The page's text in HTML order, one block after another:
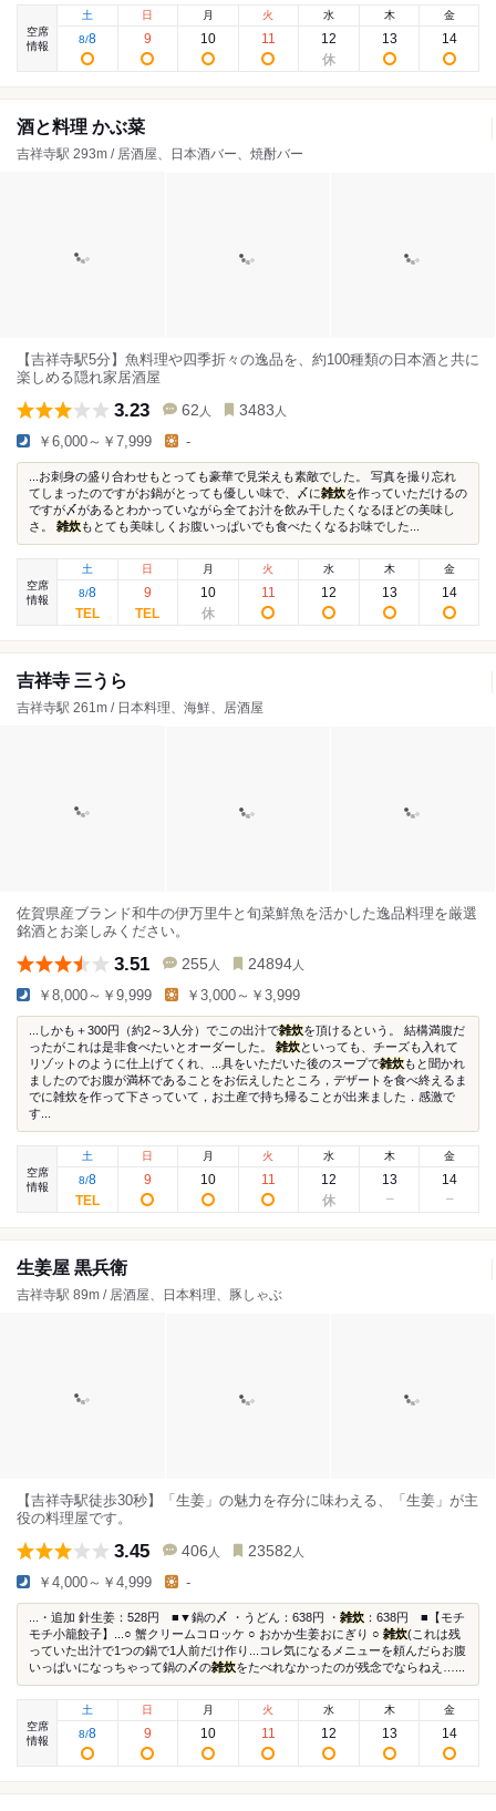
空席
情報
土
8/8
日
9
月
10
火
11
水
12
木
13
金
14
酒と料理 かぶ菜
吉祥寺駅 293m / 居酒屋、日本酒バー、焼酎バー
【吉祥寺駅5分】魚料理や四季折々の逸品を、約100種類の日本酒と共に
楽しめる隠れ家居酒屋
3.23 62 人 3483 人
￥6,000～￥7,999 -
...お刺身の盛り合わせもとっても豪華で見栄えも素敵でした。 写真を撮り忘れ
てしまったのですがお鍋がとっても優しい味で、〆に雑炊を作っていただけるの
ですが〆があるとわかっていながら全てお汁を飲み干したくなるほどの美味し
さ。 雑炊もとても美味しくお腹いっぱいでも食べたくなるお味でした...
空席
情報
土
8/8
日
9
月
10
火
11
水
12
木
13
金
14
吉祥寺 三うら
吉祥寺駅 261m / 日本料理、海鮮、居酒屋
佐賀県産ブランド和牛の伊万里牛と旬菜鮮魚を活かした逸品料理を厳選
銘酒とお楽しみください。
3.51 255 人 24894 人
￥8,000～￥9,999 ￥3,000～￥3,999
...しかも＋300円（約2～3人分）でこの出汁で雑炊を頂けるという。 結構満腹だ
ったがこれは是非食べたいとオーダーした。 雑炊といっても、チーズも入れて
リゾットのように仕上げてくれ、...具をいただいた後のスープで雑炊もと聞かれ
ましたのでお腹が満杯であることをお伝えしたところ，デザートを食べ終えるま
でに雑炊を作って下さっていて，お土産で持ち帰ることが出来ました．感激で
す...
空席
情報
土
8/8
日
9
月
10
火
11
水
12
木
13
金
14
生姜屋 黒兵衛
吉祥寺駅 89m / 居酒屋、日本料理、豚しゃぶ
【吉祥寺駅徒歩30秒】「生姜」の魅力を存分に味わえる、「生姜」が主
役の料理屋です。
3.45 406 人 23582 人
￥4,000～￥4,999 -
...・追加 針生姜：528円 ■▼鍋の〆 ・うどん：638円 ・ 雑炊 ：638円 ■【モチ
モチ小籠餃子】...○ 蟹クリームコロッケ ○ おかか生姜おにぎり ○ 雑炊(これは残
っていた出汁で1つの鍋で1人前だけ作り...コレ気になるメニューを頼んだらお腹
いっぱいになっちゃって鍋の〆の雑炊をたべれなかったのが残念でならねえ…...
空席
情報
土
8/8
日
9
月
10
火
11
水
12
木
13
金
14